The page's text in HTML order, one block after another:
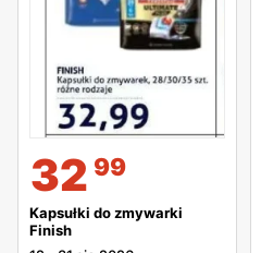
32 99
Kapsułki do zmywarki
Finish